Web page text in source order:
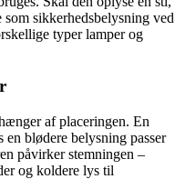
som sikkerhedsbelysning ved
typer lamper og
af placeringen. En
blødere belysning passer
påvirker stemningen –
og koldere lys til